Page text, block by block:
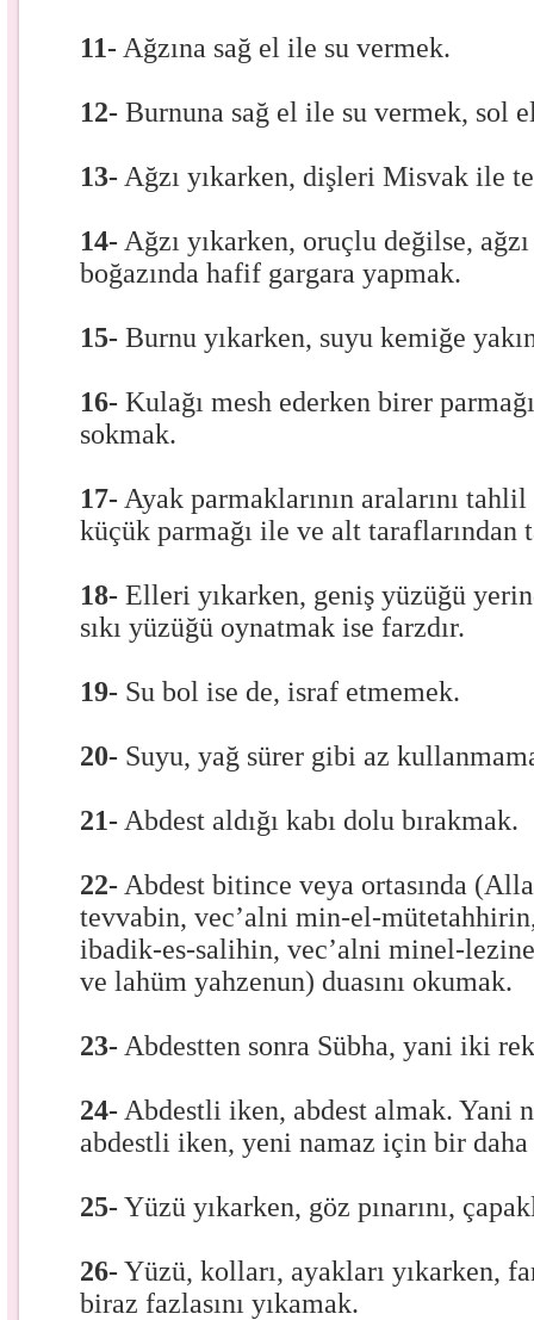
11- Ağzına sağ el ile su vermek.
12- Burnuna sağ el ile su vermek, sol
13- Ağzı yıkarken, dişleri Misvak ile
14- Ağzı yıkarken, oruçlu değilse,
boğazında hafif gargara yapmak.
15- Burnu yıkarken, suyu kemiğe
16- Kulağı mesh ederken birer
sokmak.
17- Ayak parmaklarının aralarını
küçük parmağı ile ve alt taraflarından
18- Elleri yıkarken, geniş yüzüğü
sıkı yüzüğü oynatmak ise farzdır.
19- Su bol ise de, israf etmemek.
20- Suyu, yağ sürer gibi az
21- Abdest aldığı kabı dolu bırakmak.
22- Abdest bitince veya ortasında
tevvabin, vec’alni min-el-
ibadik-es-salihin, vec’alni minel-
ve lahüm yahzenun) duasını okumak.
23- Abdestten sonra Sübha, yani iki
24- Abdestli iken, abdest almak. Yani
abdestli iken, yeni namaz için bir daha
25- Yüzü yıkarken, göz pınarını,
26- Yüzü, kolları, ayakları yıkarken,
biraz fazlasını yıkamak.